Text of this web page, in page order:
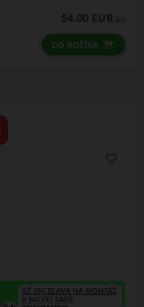
54.00 EUR/ks
DO KOŠÍKA
AŽ 35€ ZĽAVA NA MONTÁŽ
K NOVEJ SADE